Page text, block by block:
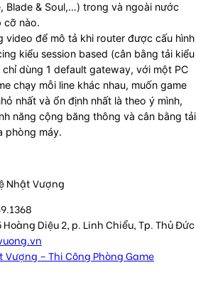
Blade & Soul,…) trong và ngoài nước
cỡ nào.
video để mô tả khi router được cấu hình
kiểu session based (cân bằng tải kiểu
dùng 1 default gateway, với một PC
chạy mỗi line khác nhau, muốn game
nhất và ổn định nhất là theo ý mình,
năng cộng băng thông và cân bằng tải
phòng máy.
Nhật Vượng
Diệu 2, p. Linh Chiểu, Tp. Thủ Đức
Vượng – Thi Công Phòng Game